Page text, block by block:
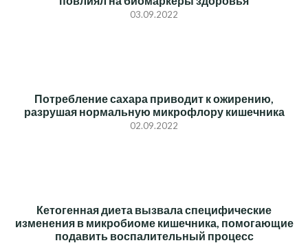
03.09.2022
Потребление сахара приводит к ожирению,
разрушая нормальную микрофлору кишечника
02.09.2022
Кетогенная диета вызвала специфические
изменения в микробиоме кишечника, помогающие
подавить воспалительный процесс